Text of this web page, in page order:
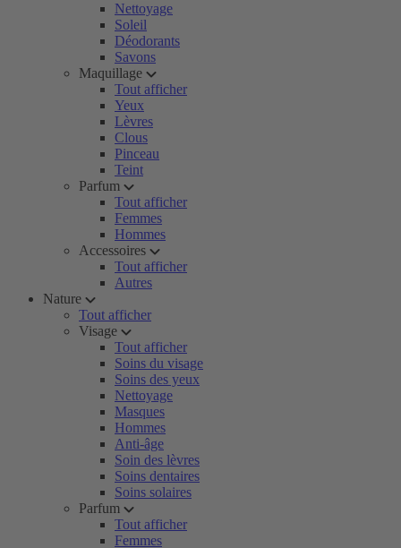
Nettoyage
Soleil
Déodorants
Savons
Maquillage
Tout afficher
Yeux
Lèvres
Clous
Pinceau
Teint
Parfum
Tout afficher
Femmes
Hommes
Accessoires
Tout afficher
Autres
Nature
Tout afficher
Visage
Tout afficher
Soins du visage
Soins des yeux
Nettoyage
Masques
Hommes
Anti-âge
Soin des lèvres
Soins dentaires
Soins solaires
Parfum
Tout afficher
Femmes